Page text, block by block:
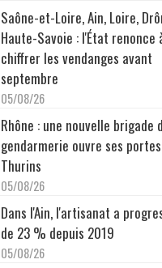
Saône-et-Loire, Ain, Loire,
Haute-Savoie : l'État renonce
chiffrer les vendanges avant
septembre
05/08/26
Rhône : une nouvelle brigade
gendarmerie ouvre ses
Thurins
05/08/26
Dans l'Ain, l'artisanat a
de 23 % depuis 2019
05/08/26